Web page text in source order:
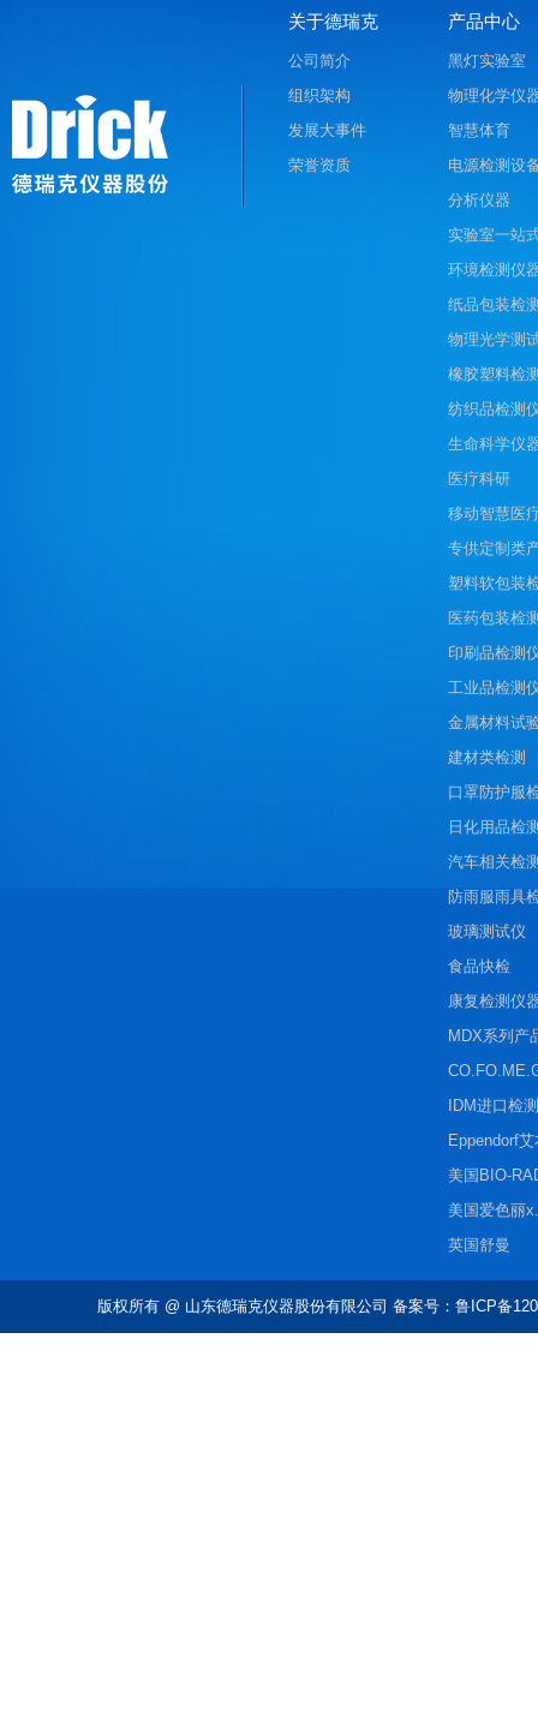
关于德瑞克
公司简介
组织架构
发展大事件
荣誉资质
产品中心
黑灯实验室
物理化学仪
智慧体育
电源检测设
分析仪器
实验室一站
环境检测仪
纸品包装检
物理光学测
橡胶塑料检
纺织品检测
生命科学仪
医疗科研
移动智慧医
专供定制类
塑料软包装
医药包装检
印刷品检测
工业品检测
金属材料试
建材类检测
口罩防护服
日化用品检
汽车相关检
防雨服雨具
玻璃测试仪
食品快检
康复检测仪
MDX系列产
IDM进口检
Eppendorf
美国BIO-
美国爱色丽
英国舒曼
版权所有 @ 山东德瑞克仪器股份有限公司 备案号：鲁ICP备